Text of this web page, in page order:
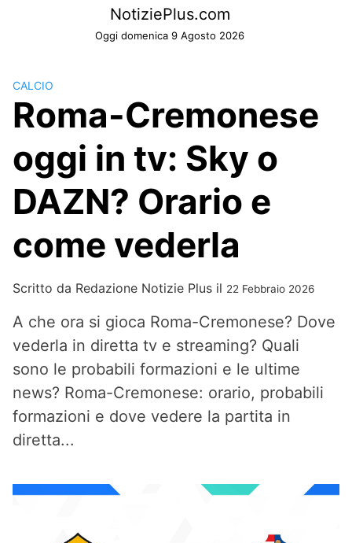
NotiziePlus.com
Oggi domenica 9 Agosto 2026
CALCIO
Roma-Cremonese
oggi in tv: Sky o
DAZN? Orario e
come vederla
Scritto da Redazione Notizie Plus il 22 Febbraio 2026
A che ora si gioca Roma-Cremonese? Dove
vederla in diretta tv e streaming? Quali
sono le probabili formazioni e le ultime
news? Roma-Cremonese: orario, probabili
formazioni e dove vedere la partita in
diretta...